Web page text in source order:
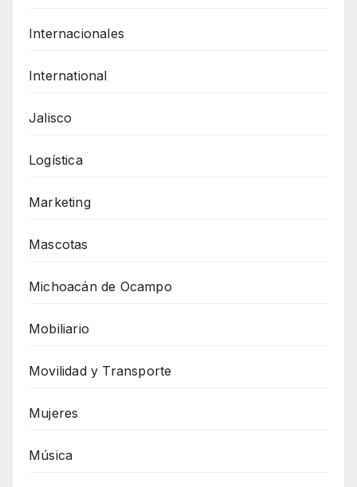
Internacionales
International
Jalisco
Logística
Marketing
Mascotas
Michoacán de Ocampo
Mobiliario
Movilidad y Transporte
Mujeres
Música